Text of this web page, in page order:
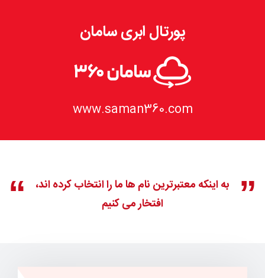
پورتال ابری سامان
www.saman360.com
به اینکه معتبرترین نام ها ما را انتخاب کرده اند،
افتخار می کنیم